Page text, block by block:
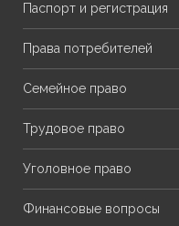
Паспорт и регистрация
Права потребителей
Семейное право
Трудовое право
Уголовное право
Финансовые вопросы